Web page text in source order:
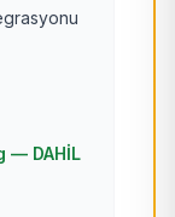
— DAHİL